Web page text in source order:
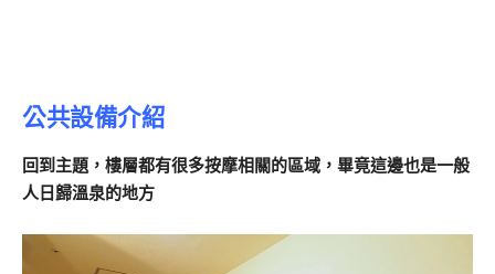
公共設備介紹
回到主題，樓層都有很多按摩相關的區域，畢竟這邊也是一般
人日歸溫泉的地方